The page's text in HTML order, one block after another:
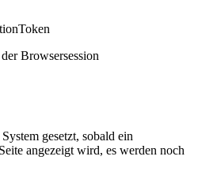
Browsersession
gesetzt, sobald ein
angezeigt wird, es werden noch